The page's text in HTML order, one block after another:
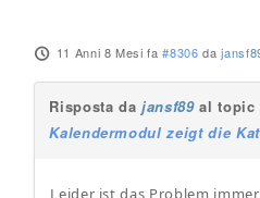
11 Anni 8 Mesi fa #8306 da
Risposta dajansf89al topic
Kalendermodul zeigt die
Leider ist das Problem